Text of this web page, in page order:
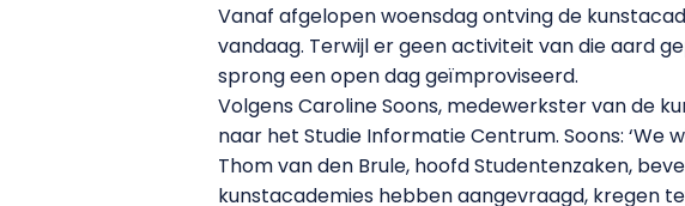
Vanaf afgelopen woensdag ontving de
vandaag. Terwijl er geen activiteit van die aard
sprong een open dag geïmproviseerd.
Volgens Caroline Soons, medewerkster van de
naar het Studie Informatie Centrum. Soons: ‘We
Thom van den Brule, hoofd Studentenzaken,
kunstacademies hebben aangevraagd, kregen